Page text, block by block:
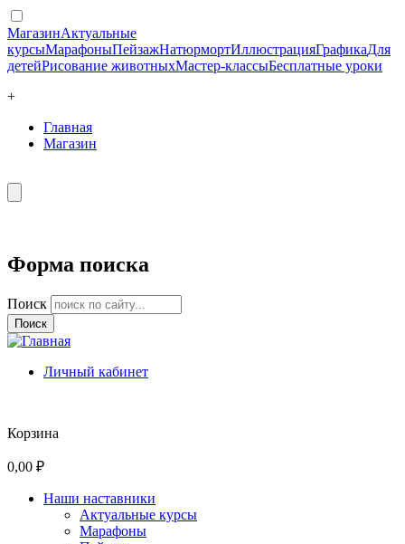
МагазинАктуальные
курсыМарафоныПейзажНатюрмортИллюстрацияГрафикаДля
детейРисование животныхМастер-классыБесплатные уроки
+
Главная
Магазин
Форма поиска
Поиск
Личный кабинет
Корзина
0,00 ₽
Наши наставники
Актуальные курсы
Марафоны